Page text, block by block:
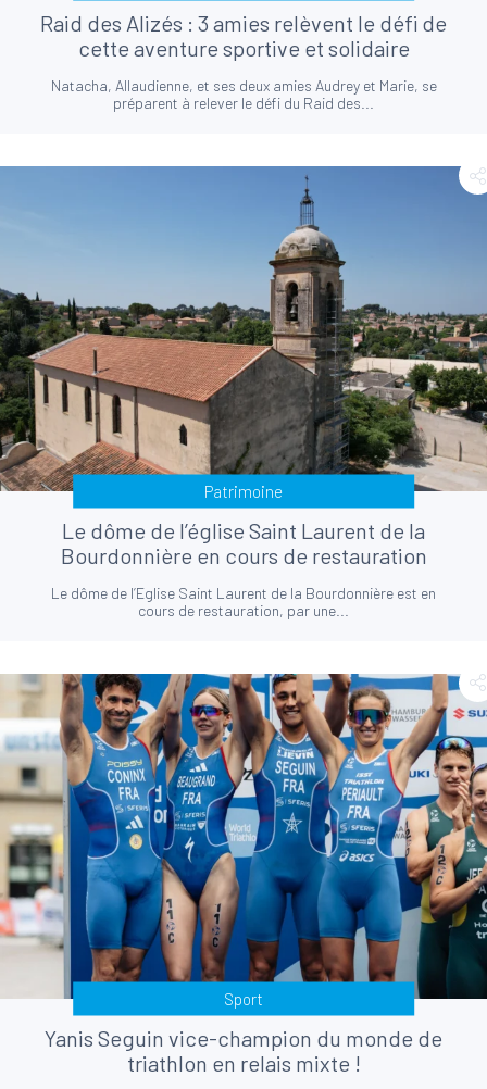
Raid des Alizés : 3 amies relèvent le défi de
cette aventure sportive et solidaire
Natacha, Allaudienne, et ses deux amies Audrey et Marie, se
préparent à relever le défi du Raid des...
Patrimoine
Le dôme de l’église Saint Laurent de la
Bourdonnière en cours de restauration
Le dôme de l’Eglise Saint Laurent de la Bourdonnière est en
cours de restauration, par une...
Sport
Yanis Seguin vice-champion du monde de
triathlon en relais mixte !